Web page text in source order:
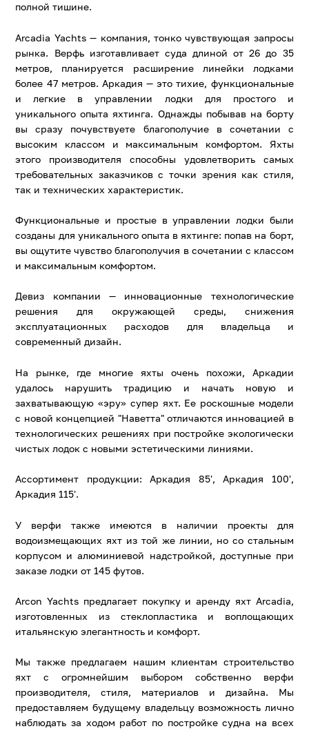
полной тишине.
Arcadia Yachts — компания, тонко чувствующая запросы
рынка. Верфь изготавливает суда длиной от 26 до 35
метров, планируется расширение линейки лодками
более 47 метров. Аркадия — это тихие, функциональные
и легкие в управлении лодки для простого и
уникального опыта яхтинга. Однажды побывав на борту
вы сразу почувствуете благополучие в сочетании с
высоким классом и максимальным комфортом. Яхты
этого производителя способны удовлетворить самых
требовательных заказчиков с точки зрения как стиля,
так и технических характеристик.
Функциональные и простые в управлении лодки были
созданы для уникального опыта в яхтинге: попав на борт,
вы ощутите чувство благополучия в сочетании с классом
и максимальным комфортом.
Девиз компании — инновационные технологические
решения для окружающей среды, снижения
эксплуатационных расходов для владельца и
современный дизайн.
На рынке, где многие яхты очень похожи, Аркадии
удалось нарушить традицию и начать новую и
захватывающую «эру» супер яхт. Ее роскошные модели
с новой концепцией "Наветта" отличаются инновацией в
технологических решениях при постройке экологически
чистых лодок с новыми эстетическими линиями.
Ассортимент продукции: Аркадия 85', Аркадия 100',
Аркадия 115'.
У верфи также имеются в наличии проекты для
водоизмещающих яхт из той же линии, но со стальным
корпусом и алюминиевой надстройкой, доступные при
заказе лодки от 145 футов.
Arcon Yachts предлагает покупку и аренду яхт Arcadia,
изготовленных из стеклопластика и воплощающих
итальянскую элегантность и комфорт.
Мы также предлагаем нашим клиентам строительство
яхт с огромнейшим выбором собственно верфи
производителя, стиля, материалов и дизайна. Мы
предоставляем будущему владельцу возможность лично
наблюдать за ходом работ по постройке судна на всех